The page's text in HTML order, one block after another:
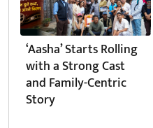
‘Aasha’ Starts Rolling
with a Strong Cast
and Family-Centric
Story